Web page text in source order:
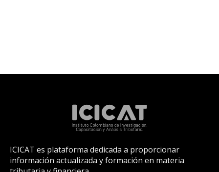
ICICAT es plataforma dedicada a proporcionar
información actualizada y formación en materia